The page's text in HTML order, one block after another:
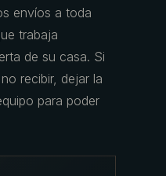
envíos a toda
trabaja
de su casa. Si
recibir, dejar la
para poder